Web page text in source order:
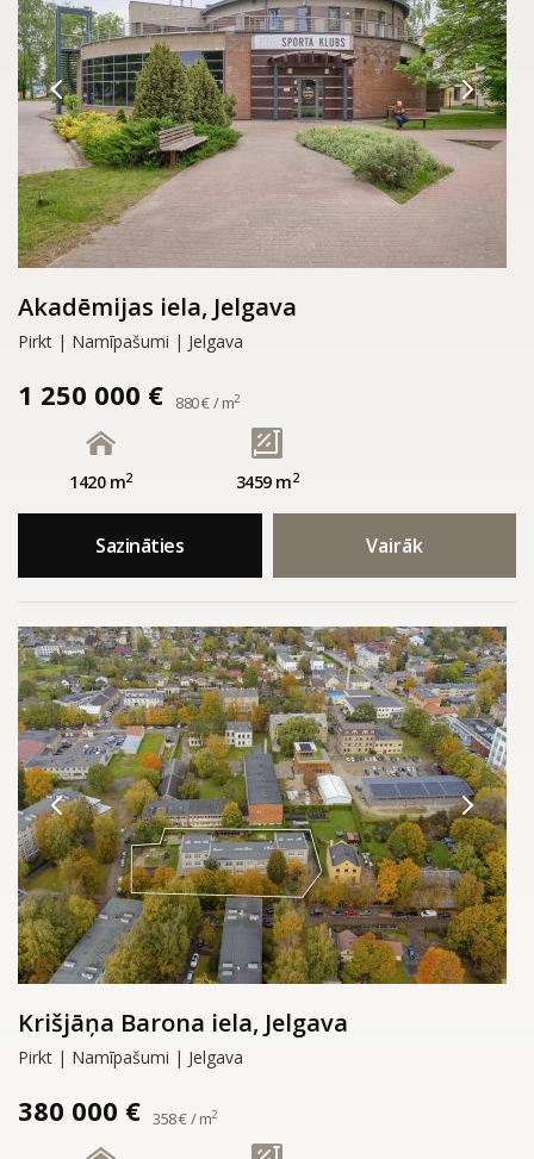
Akadēmijas iela, Jelgava
Pirkt | Namīpašumi | Jelgava
1 250 000 € 880 € / m2
1420 m2 3459 m2
Sazināties Vairāk
Krišjāņa Barona iela, Jelgava
Pirkt | Namīpašumi | Jelgava
380 000 € 358 € / m2